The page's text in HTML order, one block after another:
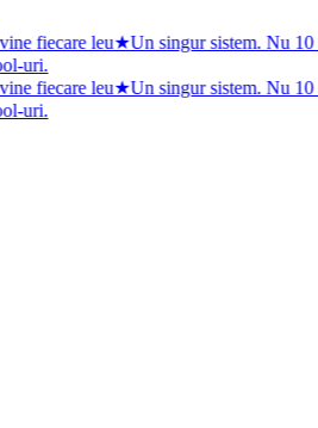
fiecare leu★Un singur sistem. Nu 10
uri.
fiecare leu★Un singur sistem. Nu 10
uri.